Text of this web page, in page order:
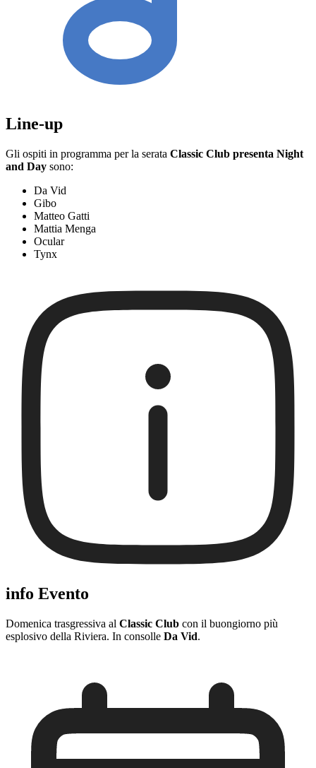
Line-up
Gli ospiti in programma per la serata Classic Club presenta Night
and Day sono:
Da Vid
Gibo
Matteo Gatti
Mattia Menga
Ocular
Tynx
info Evento
Domenica trasgressiva al Classic Club con il buongiorno più
esplosivo della Riviera. In consolle Da Vid.